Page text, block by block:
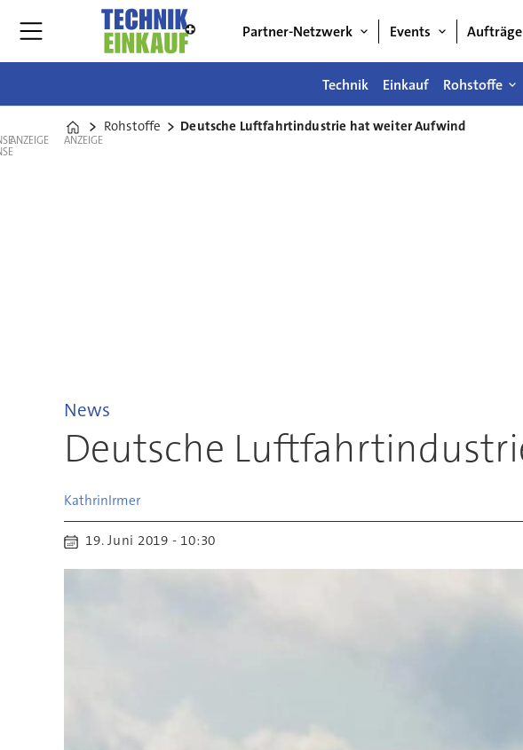
Partner-Netzwerk Events
Technik Einkauf Rohstoffe
Home
Rohstoffe Deutsche Luftfahrtindustrie hat weiter Aufwind
ANZEIGE ANZEIGE
News
Deutsche
KathrinIrmer
19. Juni 2019 - 10:30